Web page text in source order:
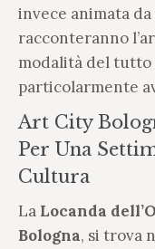
invece animata
racconteranno
modalità del tutto
particolarmente
Art City
Per Una
Cultura
La Locanda
Bologna, si trova